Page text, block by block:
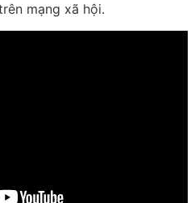
mạng xã hội.